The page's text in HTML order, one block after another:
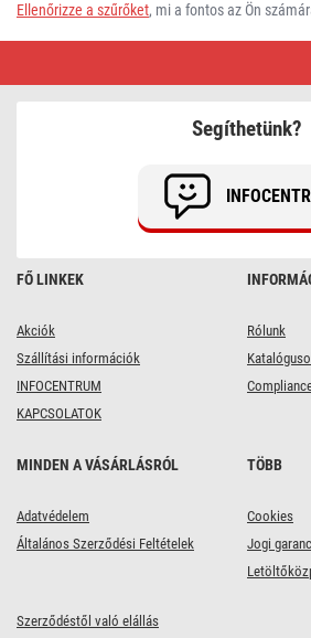
Ellenőrizze a szűrőket, mi a fontos az Ön
FŐ LINKEK
Akciók
Szállítási információk
INFOCENTRUM
KAPCSOLATOK
Rólunk
MINDEN A VÁSÁRLÁSRÓL
Adatvédelem
Általános Szerződési Feltételek
TÖBB
Cookies
Jogi
Szerződéstől való elállás
Segíthetünk?